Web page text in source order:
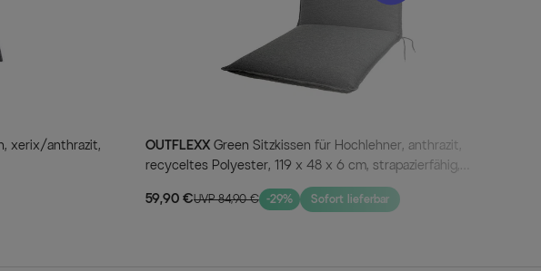
OUTFLEXXGreen Sitzkissen für Hochlehner, anthrazit,
recyceltes Polyester, 119 x 48 x 6 cm, strapazierfähig,
witterungsbeständig, nachhaltig
59,90 €UVP 84,90 € -29% Sofort lieferbar